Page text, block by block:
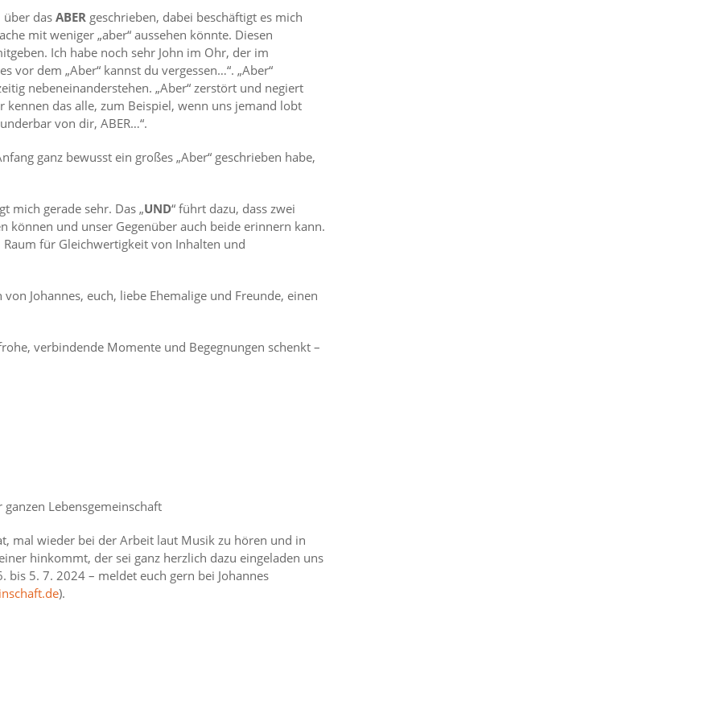
über das ABER geschrieben, dabei beschäftigt es mich
mit weniger „aber“ aussehen könnte. Diesen
Ich habe noch sehr John im Ohr, der im
vor dem „Aber“ kannst du vergessen…“. „Aber“
nebeneinanderstehen. „Aber“ zerstört und negiert
kennen das alle, zum Beispiel, wenn uns jemand lobt
von dir, ABER…“.
ganz bewusst ein großes „Aber“ geschrieben habe,
mich gerade sehr. Das „UND“ führt dazu, dass zwei
können und unser Gegenüber auch beide erinnern kann.
für Gleichwertigkeit von Inhalten und
Johannes, euch, liebe Ehemalige und Freunde, einen
verbindende Momente und Begegnungen schenkt –
Lebensgemeinschaft
mal wieder bei der Arbeit laut Musik zu hören und in
hinkommt, der sei ganz herzlich dazu eingeladen uns
5. 7. 2024 – meldet euch gern bei Johannes
).